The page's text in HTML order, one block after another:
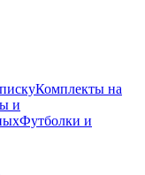
Комплекты на
и
Футболки и